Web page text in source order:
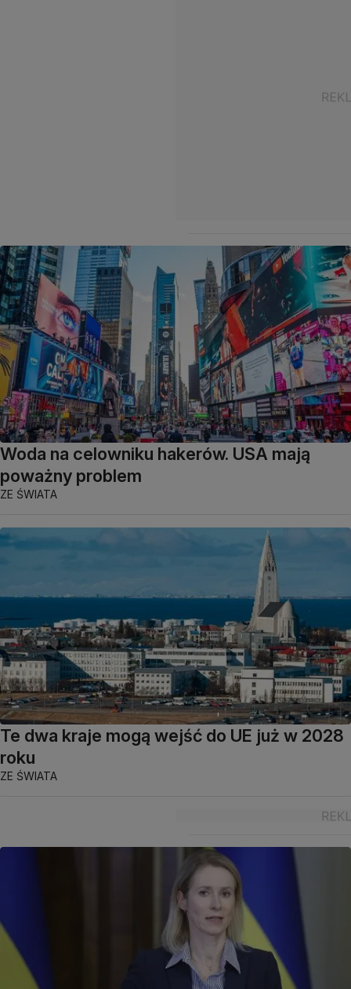
Woda na celowniku hakerów. USA mają
poważny problem
ZE ŚWIATA
Te dwa kraje mogą wejść do UE już w 2028
roku
ZE ŚWIATA